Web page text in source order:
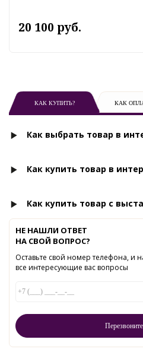
20 100 руб.
КАК КУПИТЬ? КАК
Как выбрать товар в
Как купить товар в
Как купить товар с
НЕ НАШЛИ ОТВЕТ
НА СВОЙ ВОПРОС?
Оставьте свой номер телефона, и
все интересующие вас вопросы